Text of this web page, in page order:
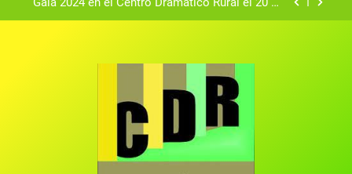
Gala 2024 en el Centro Dramático Rural el 20 de
convocado por el Centro Dramático Rural de Mira
(Cuenca)
Gala anual virtual del Centro Dramático Rural de
Gala del Centro Dramático Rural 2025
Gala 2024 en el Centro Dramático Rural el 20 de